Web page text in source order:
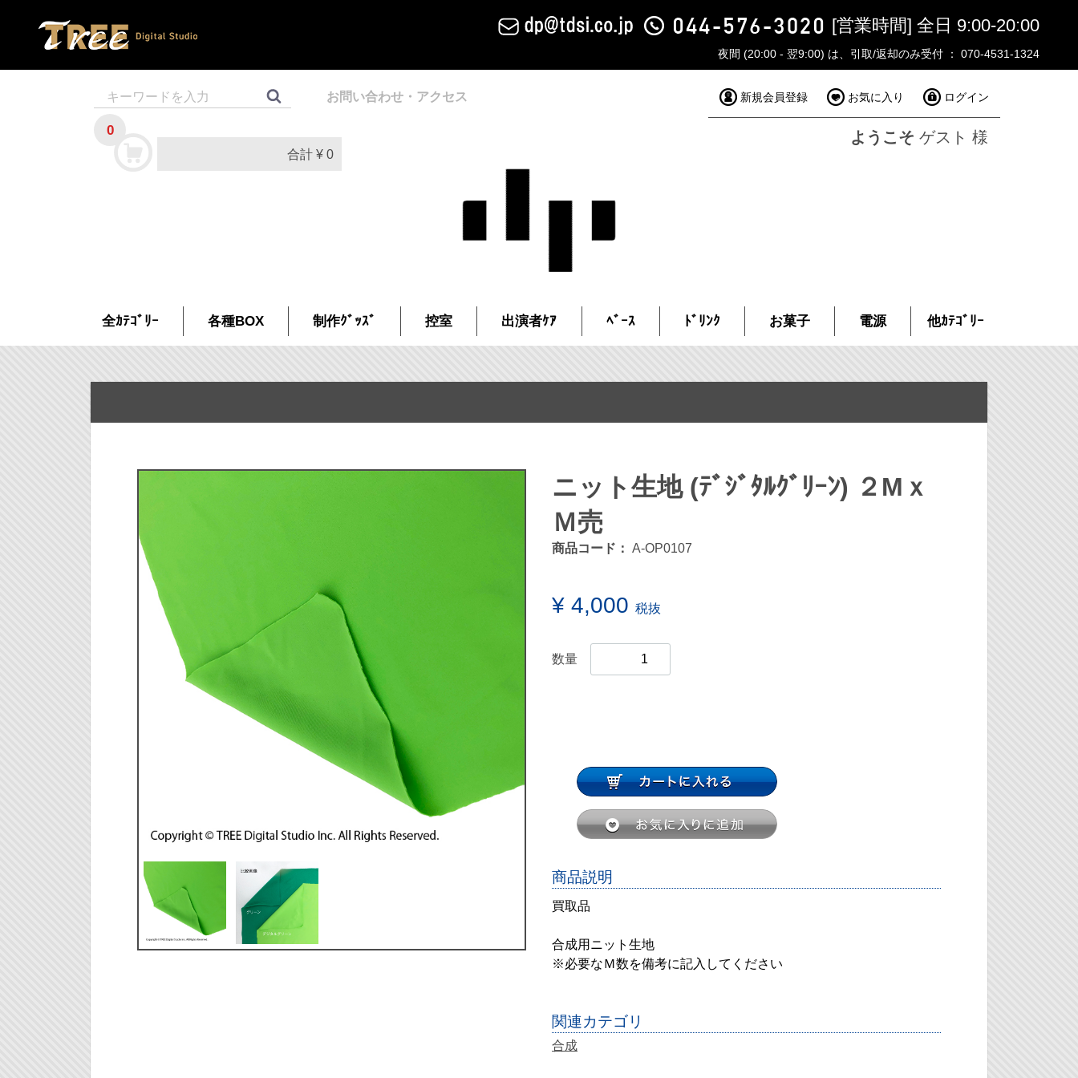
[営業時間] 全日 9:00-20:00
夜間 (20:00 - 翌9:00) は、引取/返却のみ受付 ： 070-4531-1324
お問い合わせ・アクセス
0
合計 ¥ 0
新規会員登録 お気に入り ログイン
ようこそ ゲスト 様
他ｶﾃｺﾞﾘｰ
全ｶﾃｺﾞﾘｰ 各種BOX 制作ｸﾞｯｽﾞ 控室 出演者ｹｱ ﾍﾞｰｽ ﾄﾞﾘﾝｸ お菓子 電源
ニット生地 (ﾃﾞｼﾞﾀﾙｸﾞﾘｰﾝ) ２Mｘ
Ｍ売
商品コード： A-OP0107
¥ 4,000 税抜
数量
商品説明
買取品
合成用ニット生地
※必要なＭ数を備考に記入してください
関連カテゴリ
合成